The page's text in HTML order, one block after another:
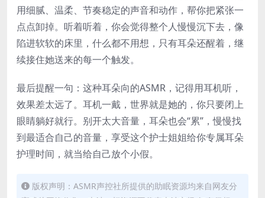
用细腻、温柔、节奏稳定的声音和动作，帮你把紧张一
点点卸掉。听着听着，你会觉得整个人慢慢沉下去，像
陷进软软的床里，什么都不用想，只有耳朵还醒着，继
续接住她送来的每一个触发。
最后提醒一句：这种耳朵向的ASMR，记得用耳机听，
效果差太远了。耳机一戴，世界就是她的，你只要闭上
眼睛躺好就行。别开太大音量，耳朵也会“累”，慢慢找
到最适合自己的音量，享受这个护士姐姐给你专属耳朵
护理时间，就当给自己放个小假。
版权声明：ASMR声控社所提供的助眠资源均来自网友分